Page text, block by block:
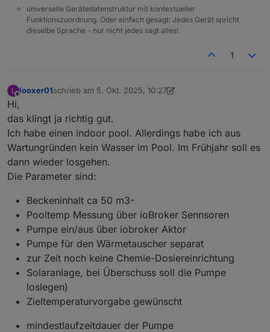
universelle Gerätedatenstruktur mit kontextueller
Funktionszuordnung. Oder einfach gesagt: Jedes Gerät spricht
dieselbe Sprache - nur nicht jedes sagt alles!
1
L
Offline
looxer01schrieb am 5. Okt. 2025, 10:27
zuletzt editiert von looxer0110. Mai 2025, 12:28
Hi,
das klingt ja richtig gut.
Ich habe einen indoor pool. Allerdings habe ich aus
Wartungründen kein Wasser im Pool. Im Frühjahr soll es
dann wieder losgehen.
Die Parameter sind:
Beckeninhalt ca 50 m3-
Pooltemp Messung über ioBroker Sennsoren
Pumpe ein/aus über iobroker Aktor
Pumpe für den Wärmetauscher separat
zur Zeit noch keine Chemie-Dosiereinrichtung
Solaranlage, bei Überschuss soll die Pumpe
loslegen)
Zieltemperaturvorgabe gewünscht
mindestlaufzeitdauer der Pumpe